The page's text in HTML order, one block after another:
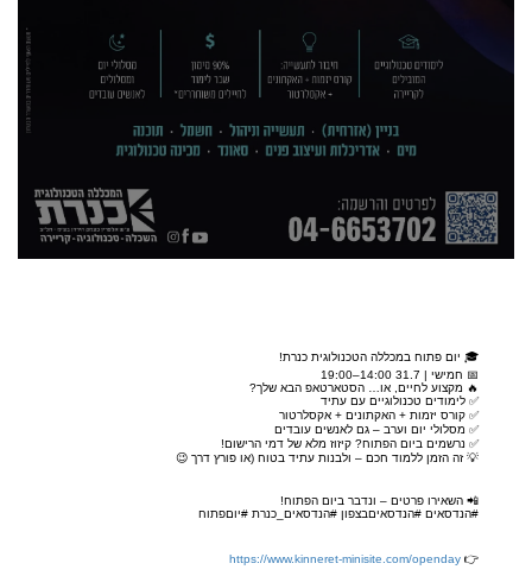
🎓 יום פתוח במכללה הטכנולוגית כנרת!
📅 חמישי | 31.7 14:00–19:00
🔥 מקצוע לחיים, או… הסטארטאפ הבא שלך?
✅ לימודים טכנולוגיים עם עתיד
✅ קורס יזמות + האקתונים + אקסלרטור
✅ מסלולי יום וערב – גם לאנשים עובדים
✅ נרשמים ביום הפתוח? קיזוז מלא של דמי הרישום!
💡 זה הזמן ללמוד חכם – ולבנות עתיד בטוח (או פורץ דרך 😉
📲 השאירו פרטים – ונדבר ביום הפתוח!
#הנדסאים #הנדסאיםבצפון #הנדסאים_כנרת #יוםפתוח
👉
https://www.kinneret-minisite.com/openday